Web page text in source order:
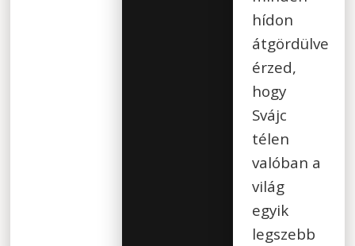
hídon
átgördülve
érzed,
hogy
Svájc
télen
valóban a
világ
egyik
legszebb